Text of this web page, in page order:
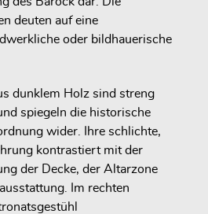
deuten auf eine
oder bildhauerische
dunklem Holz sind streng
spiegeln die historische
wider. Ihre schlichte,
kontrastiert mit der
der Decke, der Altarzone
Im rechten